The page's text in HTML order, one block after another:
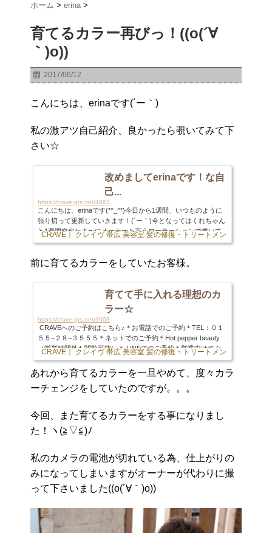
ホーム > erina >
育てるカラー再びっ！((o(´∀
｀)o))
2017/06/12
こんにちは、erinaです(´ー｀)
私の激アツ自己紹介、良かったら覗いてみて下
さい☆
改めましてerinaです！な自
己...
https://crave-gts.net/4863
こんにちは、erinaです(*^_^*)今日から1週間、いつものように
張り切って更新していきます！(´ー｀)今となってはくれちゃん
と1週間交代たま〜にオーナーと言うローテーションで書いて
いるブログ。そんなある日オーナーからお達しがありました。
様からしたら君達の事は知らない訳だから自己紹介とか書いた
己紹介をさせて頂こうと思います(*^_^*)【名前】erinaです！
【血液型】O型。。。によく間違われますがB型ですm...
CRAVE｜ クレイヴ 帯広 美容室 髪の修復・トリートメント専門店
前に育てるカラーをしていたお客様。
育てて手に入れる理想のカ
ラー☆
https://crave-gts.net/3008
CRAVEへのご予約はこちら♪＊お電話でのご予約＊TEL：０１
５５−２８−３５５５＊ネットでのご予約＊Hot pepper beauty
（営業時間外も閲覧可能）＊ LINEでのご予約＊営業中はすぐ
に返信できないことが多々ございますので当日予約やお急ぎの
場合は電話かネットでのご予約をお願い致します。QRコード
はこちら↓まずはお友達登録をお願い致します。あとはトーク
で「ご希望日時、メニュー」を送るだけ♪※顧客様の場合はお
他、前もってメニューやヘアスタイルのご相談、お問い合わ...
CRAVE｜ クレイヴ 帯広 美容室 髪の修復・トリートメント専門店
あれから育てるカラーを一旦やめて、度々カラ
ーチェンジをしていたのですが。。。
今回、また育てるカラーをする事になりまし
た！ヽ(≧▽≦)ﾉ
私のカメラの電池が切れている為、仕上がりの
みになってしまいますがオーナーが代わりに撮
って下さいました((o(´∀｀)o))